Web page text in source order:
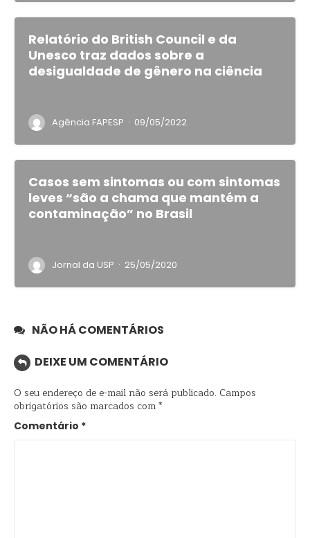
Relatório do British Council e da
Unesco traz dados sobre a
desigualdade de gênero na ciência
Agência FAPESP · 09/05/2022
Casos sem sintomas ou com sintomas
leves “são a chama que mantém a
contaminação” no Brasil
Jornal da USP · 25/05/2020
NÃO HÁ COMENTÁRIOS
DEIXE UM COMENTÁRIO
O seu endereço de e-mail não será publicado. Campos
obrigatórios são marcados com*
Comentário *